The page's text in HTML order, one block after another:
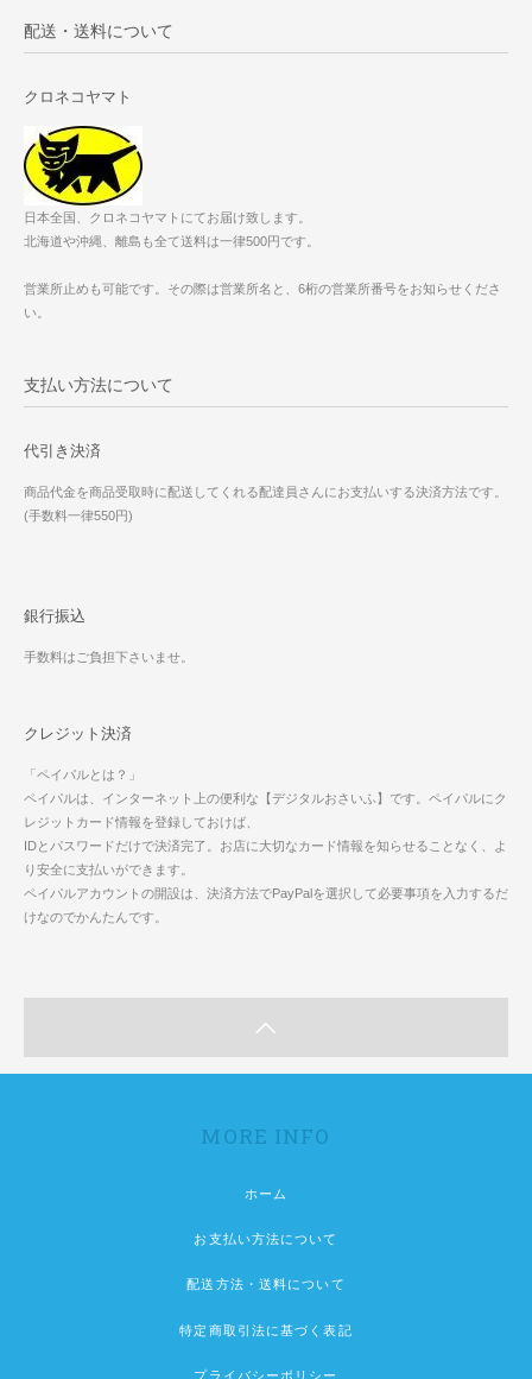
配送・送料について
クロネコヤマト
日本全国、クロネコヤマトにてお届け致します。
北海道や沖縄、離島も全て送料は一律500円です。
営業所止めも可能です。その際は営業所名と、6桁の営業所番号をお知らせくださ
い。
支払い方法について
代引き決済
商品代金を商品受取時に配送してくれる配達員さんにお支払いする決済方法です。
(手数料一律550円)
銀行振込
手数料はご負担下さいませ。
クレジット決済
「ペイパルとは？」
ペイパルは、インターネット上の便利な【デジタルおさいふ】です。ペイパルにク
レジットカード情報を登録しておけば、
IDとパスワードだけで決済完了。お店に大切なカード情報を知らせることなく、よ
り安全に支払いができます。
ペイパルアカウントの開設は、決済方法でPayPalを選択して必要事項を入力するだ
けなのでかんたんです。
MORE INFO
ホーム
お支払い方法について
配送方法・送料について
特定商取引法に基づく表記
プライバシーポリシー